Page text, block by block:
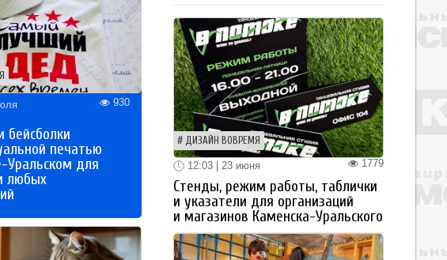
930
бейсболки
печатью
Уральском для
любых
ДИЗАЙН ВОВРЕМЯ
1779
12:03 | 23 июня
Стенды, режим работы, таблички
и указатели для организаций
и магазинов Каменска-Уральского